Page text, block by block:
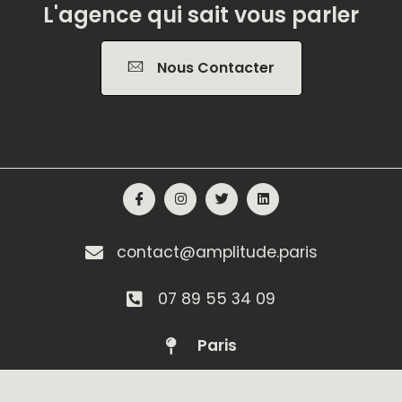
L'agence qui sait vous parler
Nous Contacter
contact@amplitude.paris
07 89 55 34 09
Paris